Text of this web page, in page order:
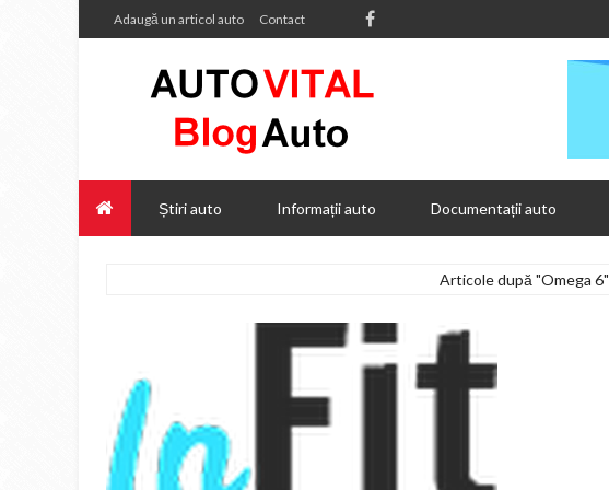
Adaugă un articol auto Contact
Știri auto Informații auto Documentații auto
Articole după "Omega 6"